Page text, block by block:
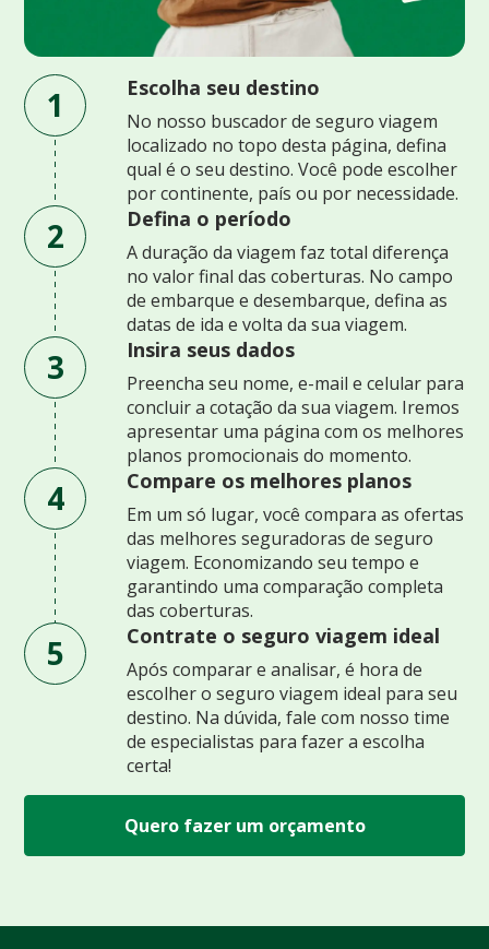
1 Escolha seu destino
No nosso buscador de seguro viagem
localizado no topo desta página, defina
qual é o seu destino. Você pode escolher
por continente, país ou por necessidade.
2 Defina o período
A duração da viagem faz total diferença
no valor final das coberturas. No campo
de embarque e desembarque, defina as
datas de ida e volta da sua viagem.
3 Insira seus dados
Preencha seu nome, e-mail e celular para
concluir a cotação da sua viagem. Iremos
apresentar uma página com os melhores
planos promocionais do momento.
4 Compare os melhores planos
Em um só lugar, você compara as ofertas
das melhores seguradoras de seguro
viagem. Economizando seu tempo e
garantindo uma comparação completa
das coberturas.
5 Contrate o seguro viagem ideal
Após comparar e analisar, é hora de
escolher o seguro viagem ideal para seu
destino. Na dúvida, fale com nosso time
de especialistas para fazer a escolha
certa!
Quero fazer um orçamento